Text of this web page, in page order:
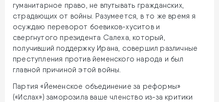
гуманитарное право, не впутывать гражданских,
страдающих от войны. Разумеется, в то же время я
осуждаю переворот боевиков-хуситов и
свергнутого президента Салеха, который,
получивший поддержку Ирана, совершил различные
преступления против йеменского народа и был
главной причиной этой войны.
Партия «Йеменское объединение за реформы»
(«Ислах») заморозила ваше членство из-за критики